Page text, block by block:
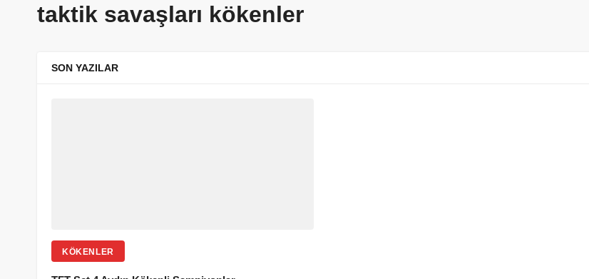
taktik savaşları kökenler
SON YAZILAR
KÖKENLER